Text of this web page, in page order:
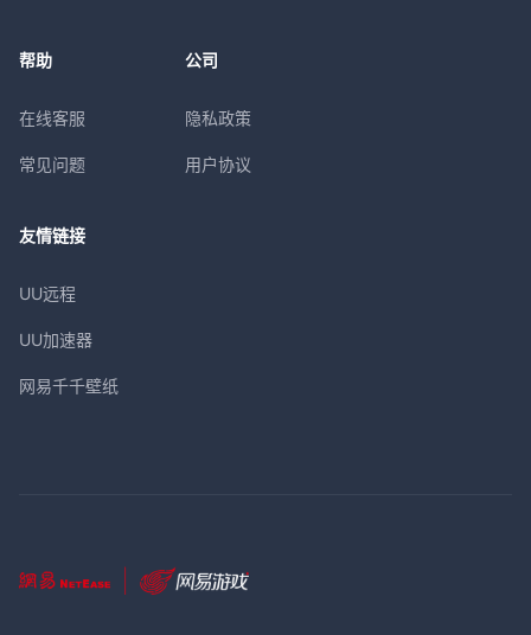
帮助
在线客服
常见问题
公司
隐私政策
用户协议
友情链接
UU远程
UU加速器
网易千千壁纸